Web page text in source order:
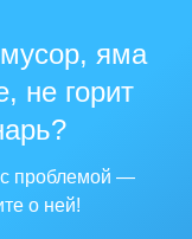
яма
не горит
проблемой —
о ней!